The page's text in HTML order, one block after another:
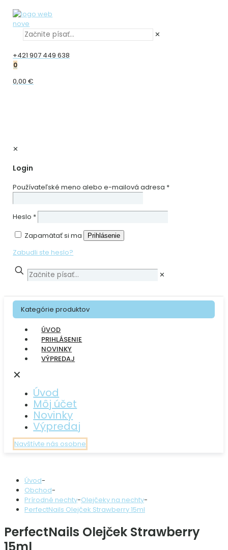
✕
+421 907 449 638
0
0,00 €
✕
Login
Používateľské meno alebo e-mailová adresa *
Heslo *
Zapamätať si ma
Prihlásenie
Zabudli ste heslo?
✕
Kategórie produktov
ÚVOD
PRIHLÁSENIE
NOVINKY
VÝPREDAJ
✕
Úvod
Môj účet
Novinky
Výpredaj
Navštívte nás osobne
Úvod-
Obchod-
Prírodné nechty-Olejčeky na nechty-
PerfectNails Olejček Strawberry 15ml
PerfectNails Olejček Strawberry